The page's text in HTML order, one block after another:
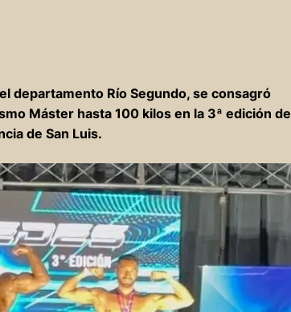
departamento Río Segundo, se consagró
Máster hasta 100 kilos en la 3ª edición de
de San Luis.